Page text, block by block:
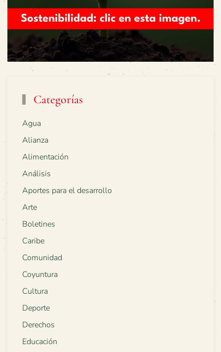
Categorías
Agua
Alianza
Alimentación
Análisis
Aportes para el desarrollo
Arte
Boletines
Caribe
Comunidad
Coyuntura
Cultura
Deporte
Derechos
Educación